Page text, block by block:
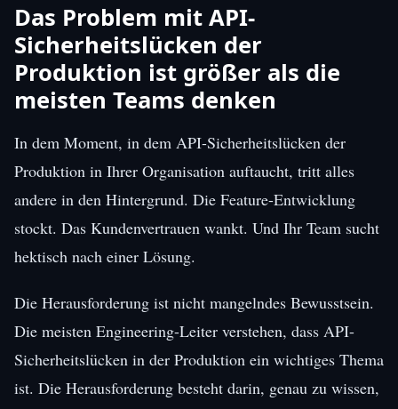
Das Problem mit API-
Sicherheitslücken der
Produktion ist größer als die
meisten Teams denken
In dem Moment, in dem API-Sicherheitslücken der
Produktion in Ihrer Organisation auftaucht, tritt alles
andere in den Hintergrund. Die Feature-Entwicklung
stockt. Das Kundenvertrauen wankt. Und Ihr Team sucht
hektisch nach einer Lösung.
Die Herausforderung ist nicht mangelndes Bewusstsein.
Die meisten Engineering-Leiter verstehen, dass API-
Sicherheitslücken in der Produktion ein wichtiges Thema
ist. Die Herausforderung besteht darin, genau zu wissen,